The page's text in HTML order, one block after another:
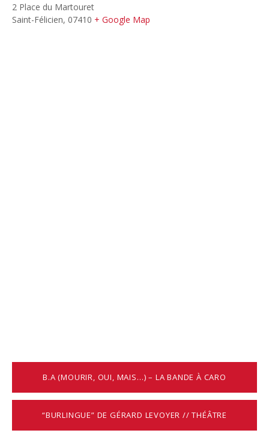
2 Place du Martouret
Saint-Félicien, 07410 + Google Map
B.A (MOURIR, OUI, MAIS…) – LA BANDE À CARO
“BURLINGUE” DE GÉRARD LEVOYER // THÉÂTRE